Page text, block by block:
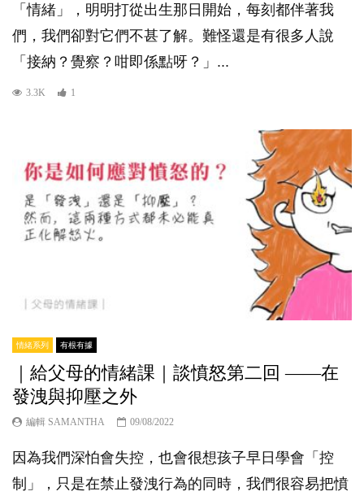
「情緒」，明明打從出生那日開始，每刻都伴著我
們，我們卻對它們不甚了解。難怪還是有很多人說
「接納？覺察？咁即係點呀？」...
3.3K 1
情緒系列 有根有據
｜給父母的情緒課｜談憤怒第二回 ——在
發洩與抑壓之外
編輯 SAMANTHA 09/08/2022
因為我們深怕會失控，也會很想孩子早日學會「控
制」，只是在禁止發洩行為的同時，我們很容易把憤